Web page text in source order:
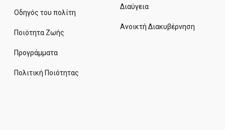
Οδηγός του πολίτη
Ποιότητα Ζωής
Προγράμματα
Πολιτική Ποιότητας
Διαύγεια
Ανοικτή Διακυβέρνηση